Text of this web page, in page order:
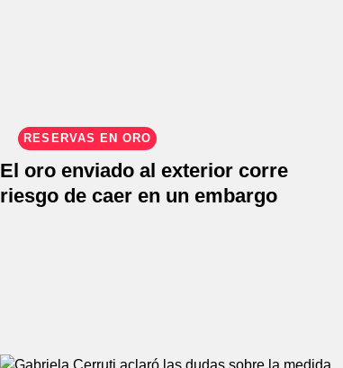
RESERVAS EN ORO
El oro enviado al exterior corre
riesgo de caer en un embargo